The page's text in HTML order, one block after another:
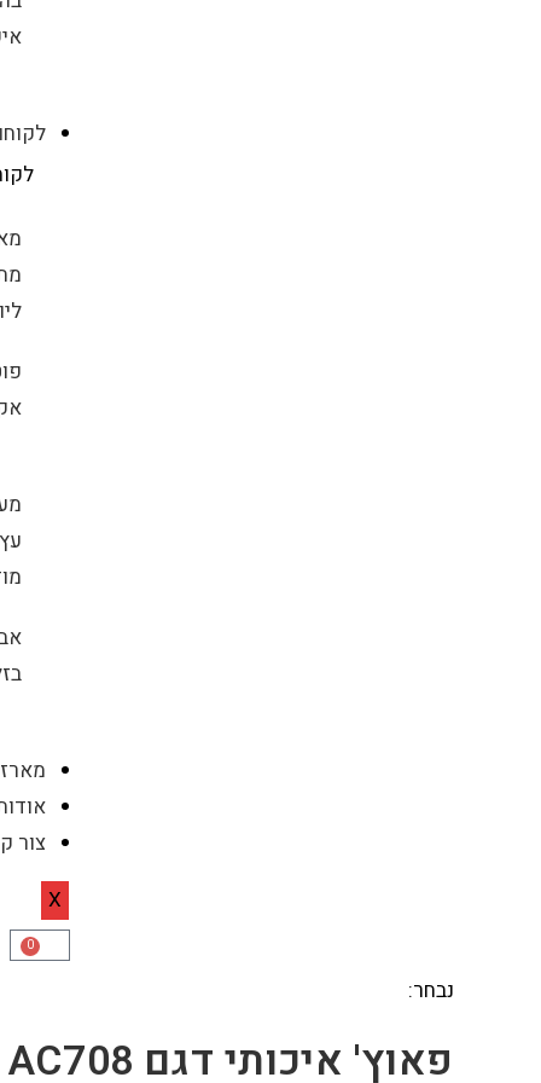
עץ
צור
X
0
נבחר:
פאוץ' איכותי דגם AC708